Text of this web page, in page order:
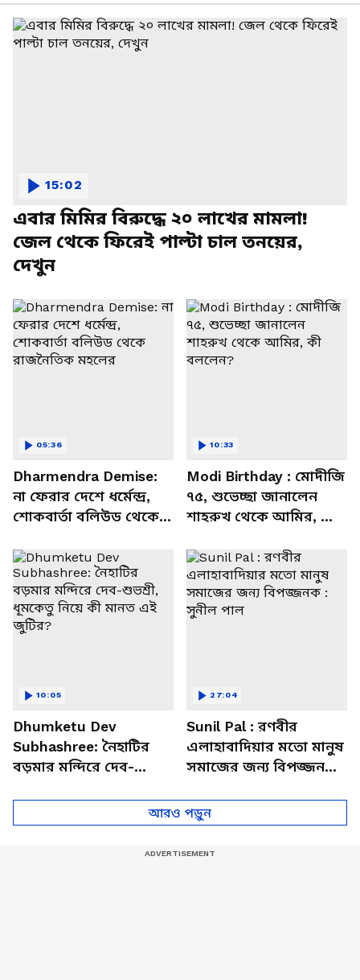
এবার মিমির বিরুদ্ধে ২০ লাখের মামলা!
জেল থেকে ফিরেই পাল্টা চাল তনয়ের,
দেখুন
15:02
Dharmendra Demise:
না ফেরার দেশে ধর্মেন্দ্র,
শোকবার্তা বলিউড থেকে
05:36
Modi Birthday : মোদীজি
৭৫, শুভেচ্ছা জানালেন
শাহরুখ থেকে আমির, কী
10:33
Dhumketu Dev
Subhashree: নৈহাটির
বড়মার মন্দিরে দেব-
10:05
Sunil Pal : রণবীর
এলাহাবাদিয়ার মতো মানুষ
সমাজের জন্য বিপজ্জনক :
27:04
আরও পড়ুন